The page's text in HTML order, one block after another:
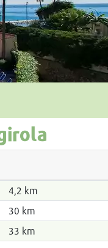
4,2 km
30 km
33 km